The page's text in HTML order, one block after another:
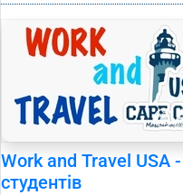
Work and Travel USA
студентів